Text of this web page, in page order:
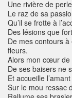
Une rivière de
Le raz de sa
Qu’il se frotte à
Des lésions que
De mes contours
fleurs.
Alors mon cœur de
De ses baisers ne
Et accueille
Sur le mou ressac